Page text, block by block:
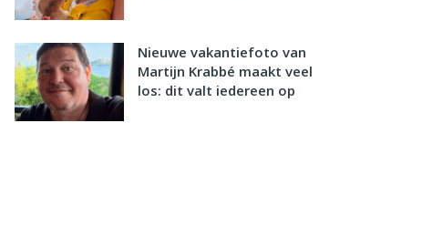
Nieuwe vakantiefoto van
Martijn Krabbé maakt veel
los: dit valt iedereen op